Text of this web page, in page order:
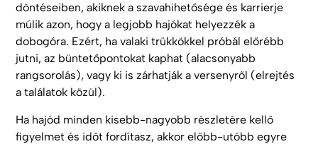
döntéseiben, akiknek a szavahihetősége és karrierje
múlik azon, hogy a legjobb hajókat helyezzék a
dobogóra. Ezért, ha valaki trükkökkel próbál előrébb
jutni, az büntetőpontokat kaphat (alacsonyabb
rangsorolás), vagy ki is zárhatják a versenyről (elrejtés
a találatok közül).
Ha hajód minden kisebb-nagyobb részletére kellő
figyelmet és időt fordítasz, akkor előbb-utóbb egyre